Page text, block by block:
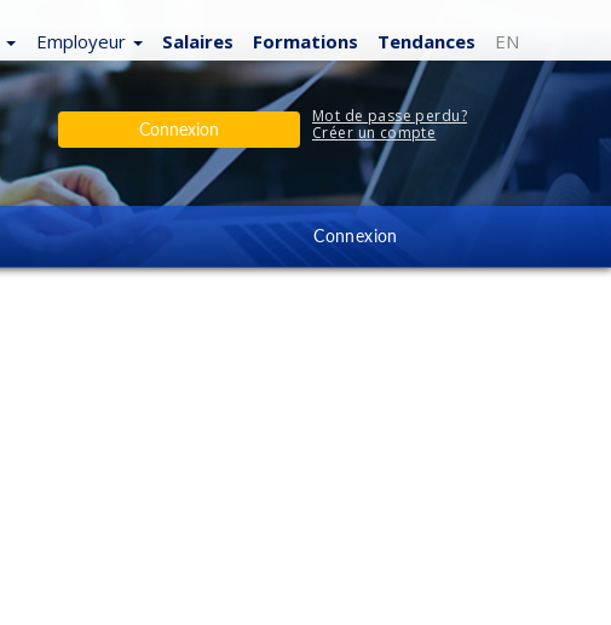
Employeur Salaires Formations Tendances EN
Connexion
Mot de passe perdu?
Créer un compte
Connexion